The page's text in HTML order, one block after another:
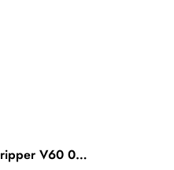
Hario Clear Coffee Dripper V60 02 Handfilter Kunststoff Clear (Transparent)